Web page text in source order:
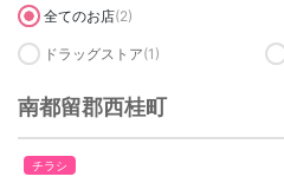
全てのお店(2)
ドラッグストア(1)
南都留郡西桂町
チラシ